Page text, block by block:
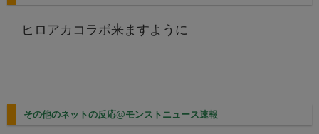
ヒロアカコラボ来ますように
その他のネットの反応@モンストニュース速報